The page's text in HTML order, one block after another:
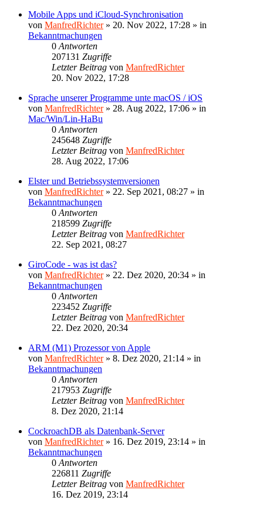
Mobile Apps und iCloud-Synchronisation
von ManfredRichter» 20. Nov 2022, 17:28 » in
Bekanntmachungen
0 Antworten
207131 Zugriffe
Letzter Beitrag von ManfredRichter
20. Nov 2022, 17:28
Sprache unserer Programme unte macOS / iOS
von ManfredRichter» 28. Aug 2022, 17:06 » in
Mac/Win/Lin-HaBu
0 Antworten
245648 Zugriffe
Letzter Beitrag von ManfredRichter
28. Aug 2022, 17:06
Elster und Betriebssystemversionen
von ManfredRichter» 22. Sep 2021, 08:27 » in
Bekanntmachungen
0 Antworten
218599 Zugriffe
Letzter Beitrag von ManfredRichter
22. Sep 2021, 08:27
GiroCode - was ist das?
von ManfredRichter» 22. Dez 2020, 20:34 » in
Bekanntmachungen
0 Antworten
223452 Zugriffe
Letzter Beitrag von ManfredRichter
22. Dez 2020, 20:34
ARM (M1) Prozessor von Apple
von ManfredRichter» 8. Dez 2020, 21:14 » in
Bekanntmachungen
0 Antworten
217953 Zugriffe
Letzter Beitrag von ManfredRichter
8. Dez 2020, 21:14
CockroachDB als Datenbank-Server
von ManfredRichter» 16. Dez 2019, 23:14 » in
Bekanntmachungen
0 Antworten
226811 Zugriffe
Letzter Beitrag von ManfredRichter
16. Dez 2019, 23:14